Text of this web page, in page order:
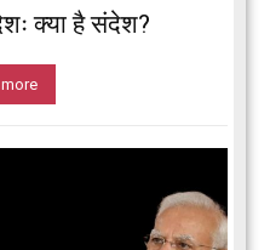
क्या है संदेश?